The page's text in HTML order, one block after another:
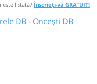
este listată?Înscrieți-vă GRATUIT!
DB - Oncești DB